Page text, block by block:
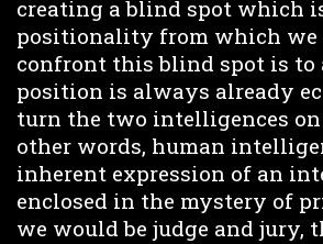
creating a blind spot which
positionality from which we
confront this blind spot is
position is always already
turn the two intelligences on
other words, human
inherent expression of an
enclosed in the mystery of
we would be judge and jury,